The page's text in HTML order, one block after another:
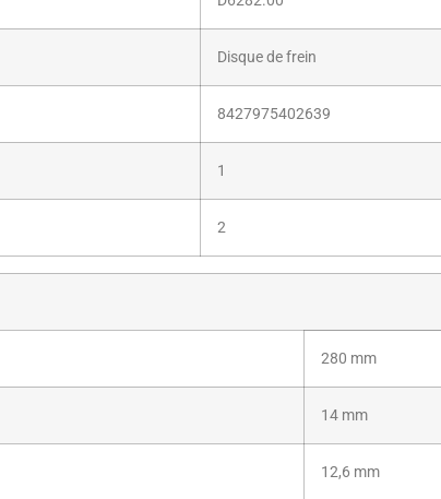
Disque de frein
­8427975402639
1
2
280 mm
14 mm
12,6 mm